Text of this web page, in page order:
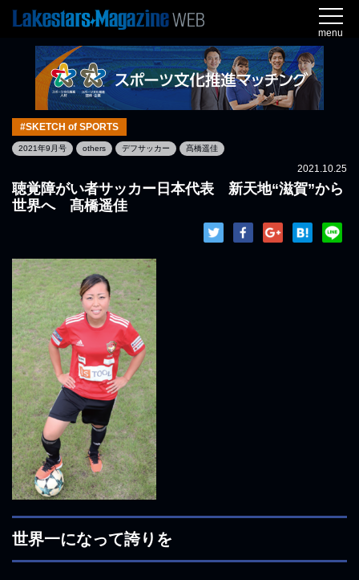
menu
#SKETCH of SPORTS
2021年9月号 others デフサッカー 髙橋遥佳
2021.10.25
聴覚障がい者サッカー日本代表 新天地“滋賀”から
世界へ 髙橋遥佳
世界一になって誇りを